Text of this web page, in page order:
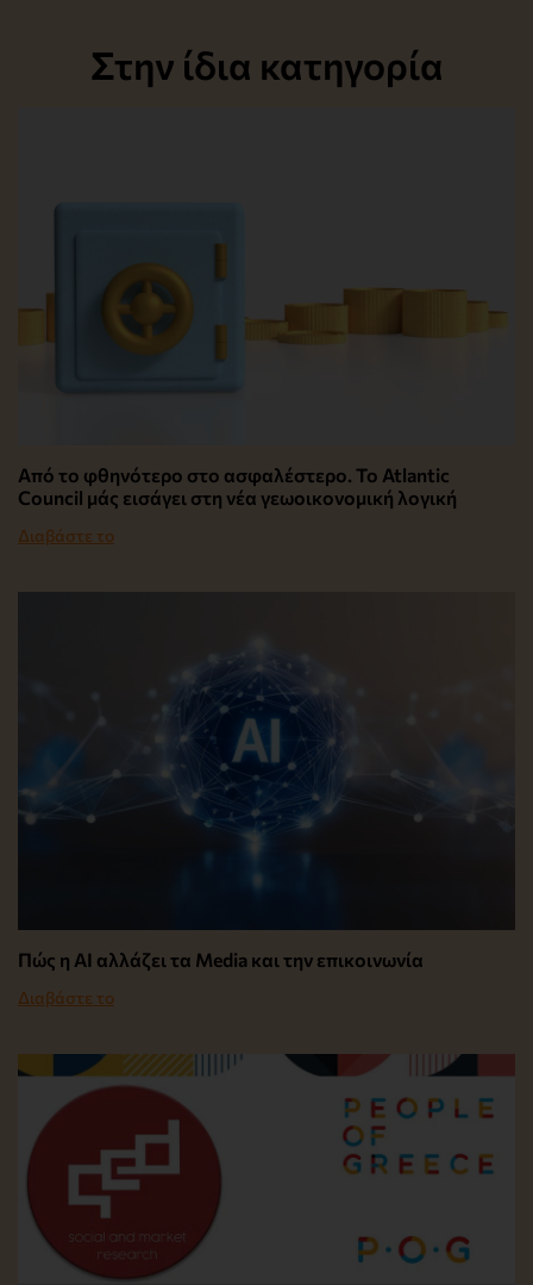
Στην ίδια κατηγορία
Από το φθηνότερο στο ασφαλέστερο. Το Atlantic
Council μάς εισάγει στη νέα γεωοικονομική λογική
Διαβάστε το
Πώς η AI αλλάζει τα Media και την επικοινωνία
Διαβάστε το